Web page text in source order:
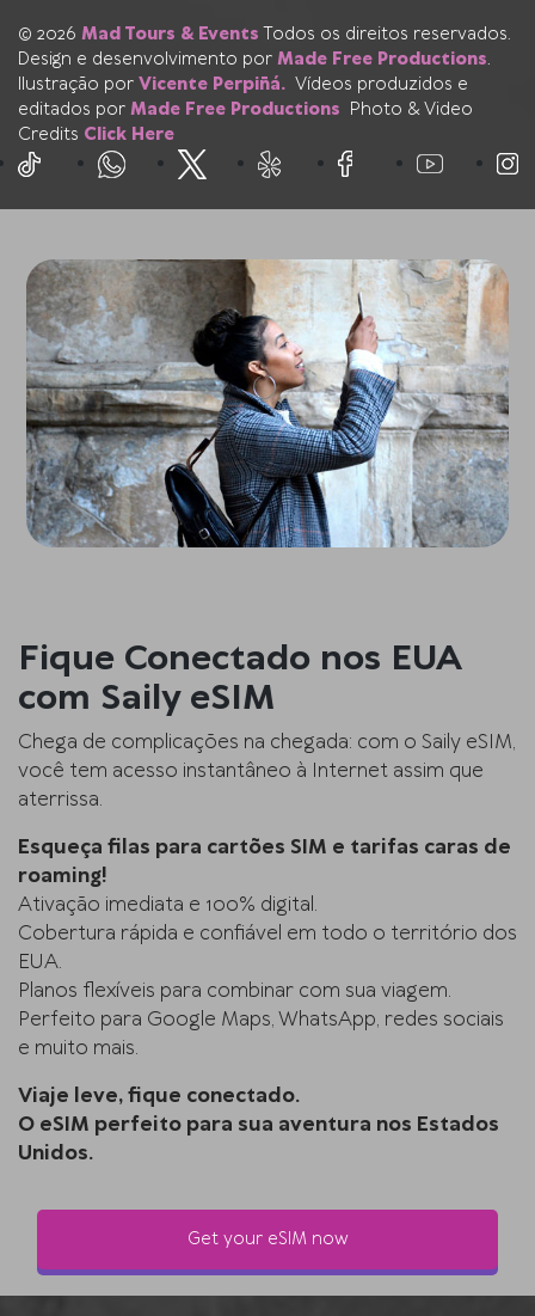
© 2026 Mad Tours & Events Todos os direitos reservados.
Design e desenvolvimento por Made Free Productions.
Ilustração por Vicente Perpiñá. Vídeos produzidos e
editados por Made Free Productions Photo & Video
Credits Click Here
Fique Conectado nos EUA
com Saily eSIM
Chega de complicações na chegada: com o Saily eSIM,
você tem acesso instantâneo à Internet assim que
aterrissa.
Esqueça filas para cartões SIM e tarifas caras de
roaming!
Ativação imediata e 100% digital.
Cobertura rápida e confiável em todo o território dos
EUA.
Planos flexíveis para combinar com sua viagem.
Perfeito para Google Maps, WhatsApp, redes sociais
e muito mais.
Viaje leve, fique conectado.
O eSIM perfeito para sua aventura nos Estados
Unidos.
Get your eSIM now